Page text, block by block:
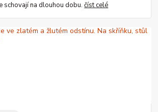
schovají na dlouhou dobu.číst celé